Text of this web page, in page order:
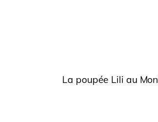
La poupée Lili au